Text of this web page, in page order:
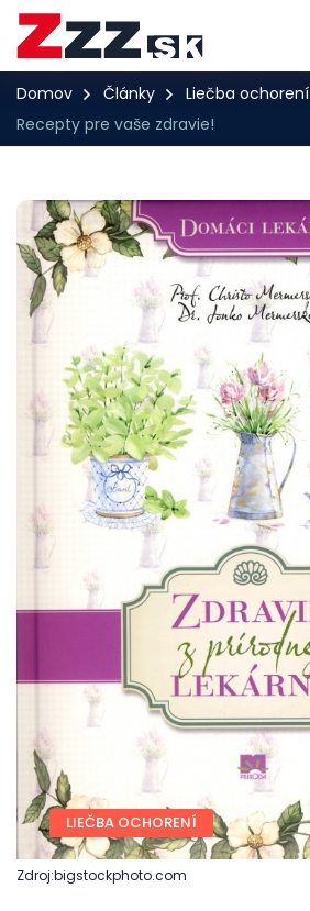
Domov Články
Liečba ochorení
Recepty pre vaše zdravie!
LIEČBA OCHORENÍ
Zdroj:bigstockphoto.com